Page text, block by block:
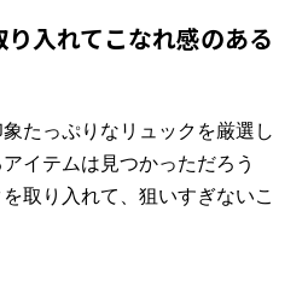
入れてこなれ感のある
たっぷりなリュックを厳選し
イテムは見つかっただろう
取り入れて、狙いすぎないこ